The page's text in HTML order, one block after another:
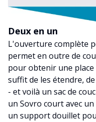
Deux en un
L'ouverture complète
permet en outre de
pour obtenir une
suffit de les étendre,
- et voilà un sac de
un Sovro court avec
un support douillet